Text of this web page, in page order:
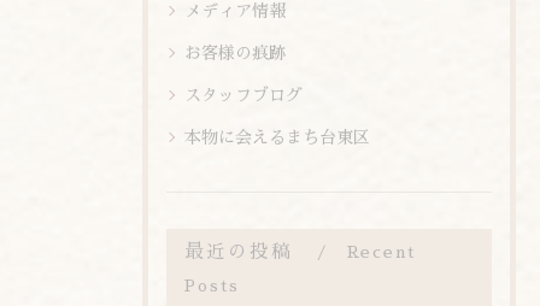
メディア情報
お客様の痕跡
スタッフブログ
本物に会えるまち台東区
最近の投稿 Recent
Posts